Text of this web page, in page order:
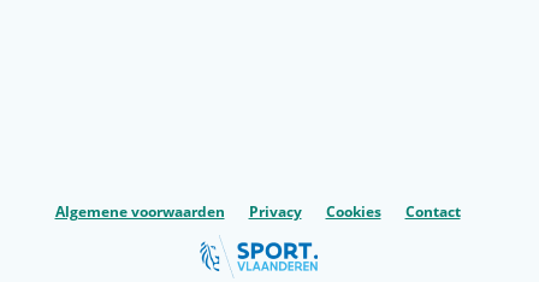
Algemene voorwaarden Privacy Cookies Contact